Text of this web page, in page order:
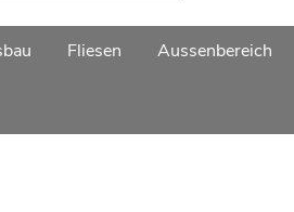
Fliesen Aussenbereich